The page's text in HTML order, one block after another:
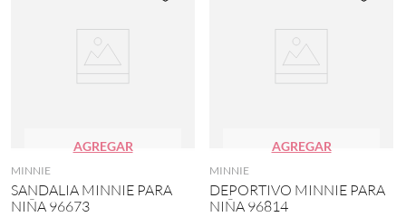
AGREGAR
MINNIE
SANDALIA MINNIE PARA
NIÑA 96673
AGREGAR
MINNIE
DEPORTIVO MINNIE PARA
NIÑA 96814